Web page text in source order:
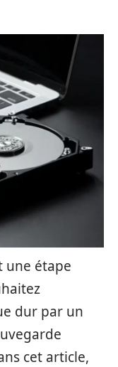
une étape
dur par un
cet article,